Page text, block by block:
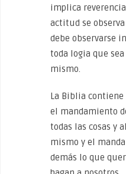
implica
actitud se
debe observarse
toda logia que
mismo.
La Biblia
el mandamiento
todas las cosas y
mismo y el
demás lo que